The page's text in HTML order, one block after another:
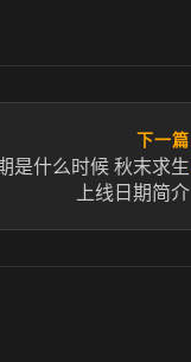
下一篇
是什么时候 秋末求生
上线日期简介